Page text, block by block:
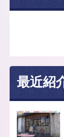
最近紹